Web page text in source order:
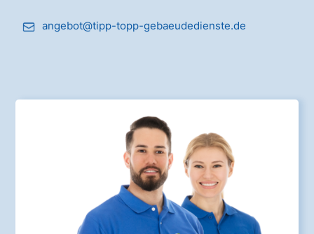
angebot@tipp-topp-gebaeudedienste.de